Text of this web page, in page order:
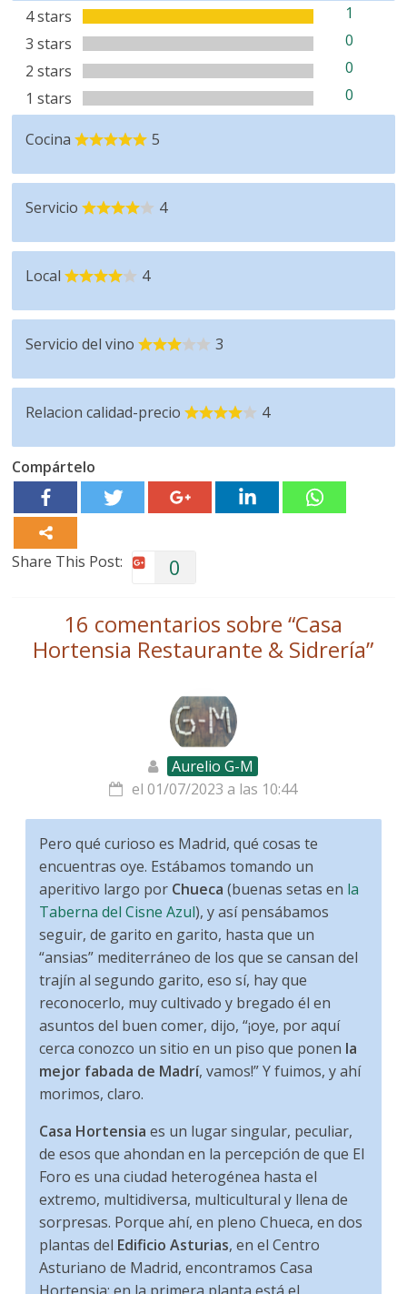
4 stars
1
3 stars
0
2 stars
0
1 stars
0
Cocina 5
Servicio 4
Local 4
Servicio del vino 3
Relacion calidad-precio 4
Compártelo
Share This Post: 0
16 comentarios sobre “Casa
Hortensia Restaurante & Sidrería”
Aurelio G-M
el 01/07/2023 a las 10:44
Pero qué curioso es Madrid, qué cosas te
encuentras oye. Estábamos tomando un
aperitivo largo por Chueca (buenas setas en la
Taberna del Cisne Azul), y así pensábamos
seguir, de garito en garito, hasta que un
“ansias” mediterráneo de los que se cansan del
trajín al segundo garito, eso sí, hay que
reconocerlo, muy cultivado y bregado él en
asuntos del buen comer, dijo, “¡oye, por aquí
cerca conozco un sitio en un piso que ponen la
mejor fabada de Madrí, vamos!” Y fuimos, y ahí
morimos, claro.
Casa Hortensia es un lugar singular, peculiar,
de esos que ahondan en la percepción de que El
Foro es una ciudad heterogénea hasta el
extremo, multidiversa, multicultural y llena de
sorpresas. Porque ahí, en pleno Chueca, en dos
plantas del Edificio Asturias, en el Centro
Asturiano de Madrid, encontramos Casa
Hortensia: en la primera planta está el